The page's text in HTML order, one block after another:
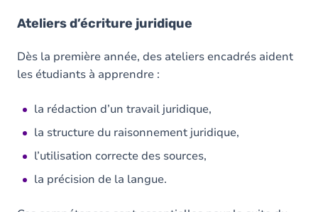
Ateliers d’écriture juridique
Dès la première année, des ateliers encadrés aident
les étudiants à apprendre :
la rédaction d’un travail juridique,
la structure du raisonnement juridique,
l’utilisation correcte des sources,
la précision de la langue.